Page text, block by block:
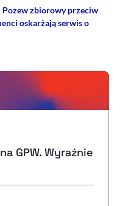
GPW. Wyraźnie
Pozew zbiorowy przeciw
oskarżają serwis o